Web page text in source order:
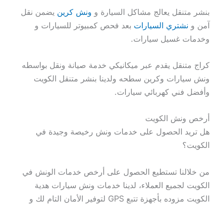
بنشر متنقل يعالج مشاكل السيارة و ونش كرين يضمن نقل
آمن و نشتري السيارات بعد فحص كمبيوتر للسيارات و
وخدمات غسيل سيارات.
كراج متنقل يقدم عبر ميكانيكي خدمة صيانة ونقل بواسطه
ونش سيارات وكرين سطحه ولدينا بنشر متنقل الكويت
وأفضل فني كهربائي سيارات.
أرخص ونش الكويت
هل تريد الحصول على خدمات ونش رخيصة وجيدة في
الكويت؟
من خلالنا تستطيع الحصول على أرخص خدمات الونش في
الكويت لجميع العملاء، لدينا خدمات ونش سيارات هدية
الكويت مزوده بأجهزة تتبع GPS لتوفير الأمان التام لك و